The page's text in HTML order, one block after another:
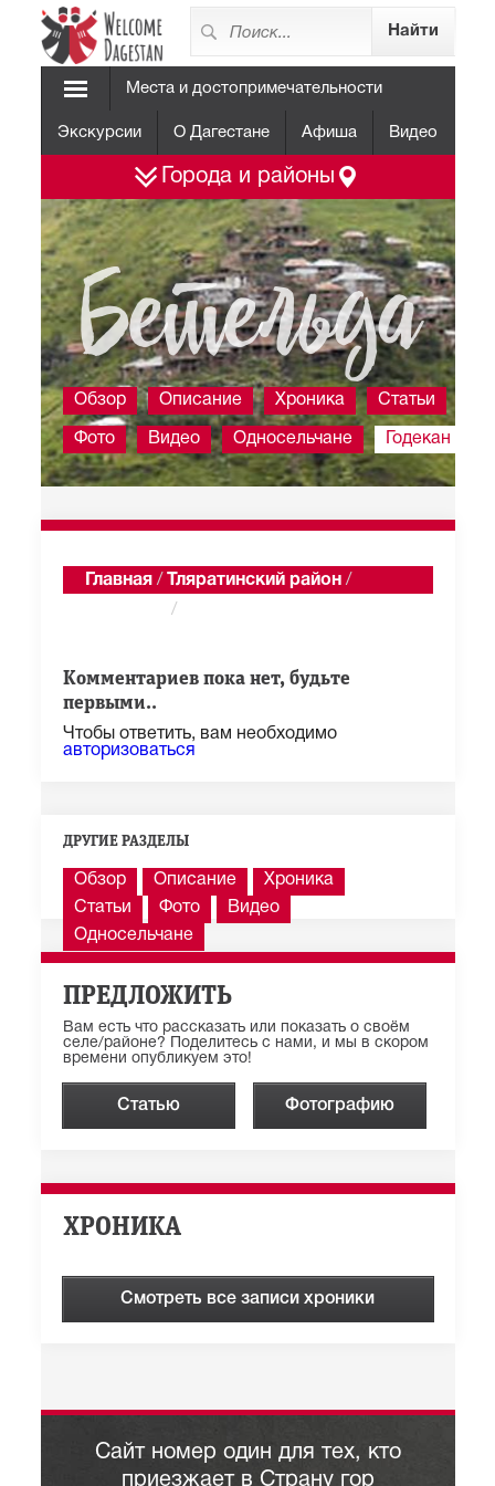
Места и достопримечательности
Экскурсии О Дагестане Афиша Видео
Города и районы
Бетельда
Обзор Описание Хроника Статьи
Фото Видео Односельчане Годекан
Главная / Тляратинский район /
/
Показать последние 100 из 1 285 сообщений
Комментариев пока нет, будьте
первыми..
Чтобы ответить, вам необходимо
авторизоваться
ДРУГИЕ РАЗДЕЛЫ
Обзор Описание
Хроника
Статьи
Фото
Видео
Односельчане
ПРЕДЛОЖИТЬ
Вам есть что рассказать или показать о своём
селе/районе? Поделитесь с нами, и мы в скором
времени опубликуем это!
Статью Фотографию
ХРОНИКА
Смотреть все записи хроники
Сайт номер один для тех, кто
приезжает в Страну гор